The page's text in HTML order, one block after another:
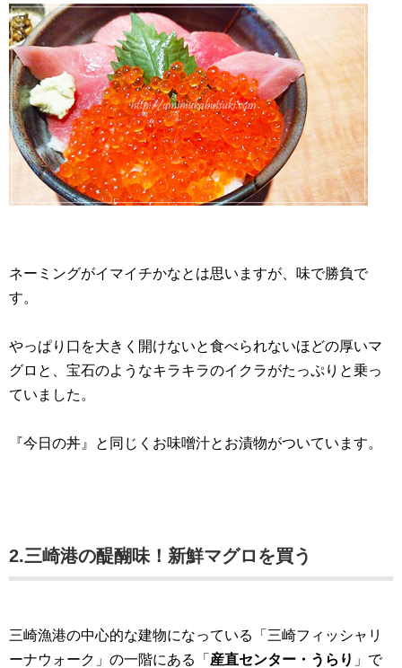
ネーミングがイマイチかなとは思いますが、味で勝負で
す。
やっぱり口を大きく開けないと食べられないほどの厚いマ
グロと、宝石のようなキラキラのイクラがたっぷりと乗っ
ていました。
『今日の丼』と同じくお味噌汁とお漬物がついています。
2.三崎港の醍醐味！新鮮マグロを買う
三崎漁港の中心的な建物になっている「三崎フィッシャリ
ーナウォーク」の一階にある「 産直センター・うらり 」で